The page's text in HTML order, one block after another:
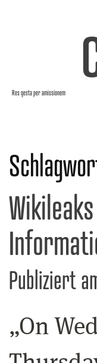
Res gesta per amissionem
Publiziert
„On